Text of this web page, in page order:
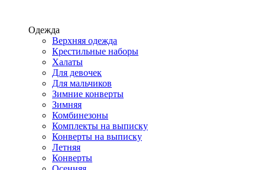
Одежда
Верхняя одежда
Крестильные наборы
Халаты
Для девочек
Для мальчиков
Зимние конверты
Зимняя
Комбинезоны
Комплекты на выписку
Конверты на выписку
Летняя
Конверты